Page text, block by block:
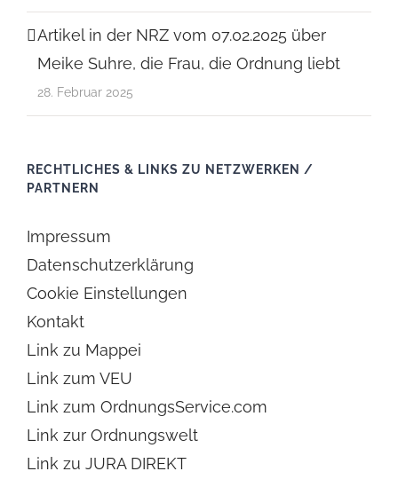
Artikel in der NRZ vom 07.02.2025 über
Meike Suhre, die Frau, die Ordnung liebt
28. Februar 2025
RECHTLICHES & LINKS ZU NETZWERKEN /
PARTNERN
Impressum
Datenschutzerklärung
Cookie Einstellungen
Kontakt
Link zu Mappei
Link zum VEU
Link zum OrdnungsService.com
Link zur Ordnungswelt
Link zu JURA DIREKT